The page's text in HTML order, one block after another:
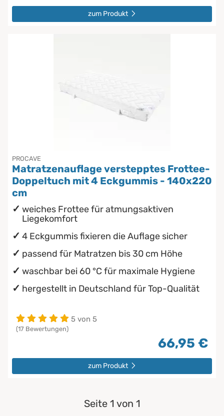
zum Produkt
PROCAVE
Matratzenauflage verstepptes Frottee-
Doppeltuch mit 4 Eckgummis - 140x220
cm
weiches Frottee für atmungsaktiven
Liegekomfort
4 Eckgummis fixieren die Auflage sicher
passend für Matratzen bis 30 cm Höhe
waschbar bei 60 °C für maximale Hygiene
hergestellt in Deutschland für Top-Qualität
5 von 5
(17 Bewertungen)
66,95 €
zum Produkt
Seite 1 von 1